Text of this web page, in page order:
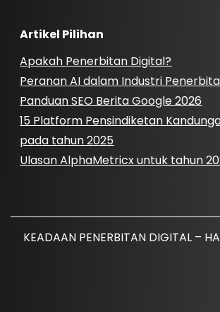
Artikel Pilihan
Apakah Penerbitan Digital?
Peranan AI dalam Industri
Panduan SEO Berita Google 2026
15 Platform Pensindiketan
pada tahun 2025
Ulasan AlphaMetricx untuk tahun
KEADAAN PENERBITAN DIGITAL –